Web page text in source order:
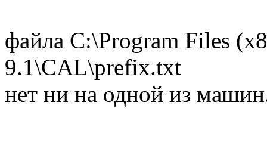
файла C:\Program Files
9.1\CAL\prefix.txt
нет ни на одной из